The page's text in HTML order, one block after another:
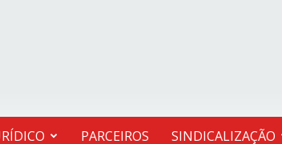
PARCEIROS SINDICALIZAÇÃO